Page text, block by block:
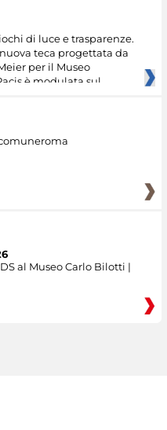
di luce e trasparenze.
teca progettata da
per il Museo
è modulata sul
al Museo Carlo Bilotti |